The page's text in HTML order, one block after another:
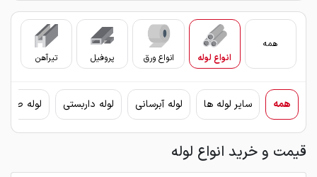
همه
انواع لوله
انواع ورق پروفیل تیرآهن
همه سایر لوله ها لوله آبرسانی لوله داربستی لوله
قیمت و خرید انواع لوله